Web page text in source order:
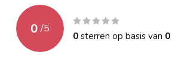
0 /5
0sterren op basis van 0